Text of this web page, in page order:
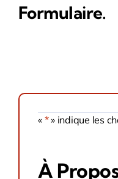
Formulaire.
« *» indique les
À